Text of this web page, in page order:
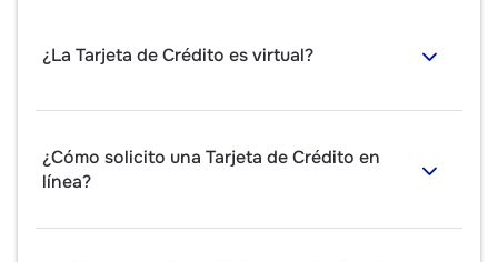
¿La Tarjeta de Crédito es virtual?
¿Cómo solicito una Tarjeta de Crédito en
línea?